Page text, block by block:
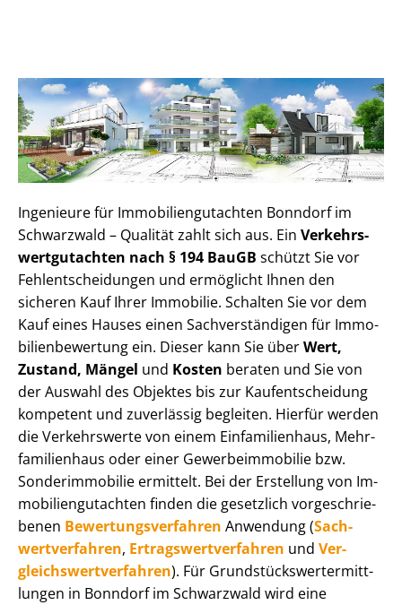
Ingenieure für Im­mo­bi­li­en­gut­ach­ten Bonndorf im
Schwarzwald – Qualität zahlt sich aus. Ein Ver­kehrs­
wert­gut­ach­ten nach § 194 BauGB schützt Sie vor
Fehl­ent­schei­dun­gen und ermöglicht Ihnen den
sicheren Kauf Ihrer Immobilie. Schalten Sie vor dem
Kauf eines Hauses einen Sach­ver­stän­di­gen für Im­mo­
bi­li­en­be­wer­tung ein. Dieser kann Sie überWert,
Zustand, Mängel und Kosten beraten und Sie von
der Auswahl des Objektes bis zur Kauf­ent­schei­dung
kompetent und zuverlässig begleiten. Hierfür werden
die Verkehrswerte von einem Einfamilienhaus, Mehr­
fa­mi­li­en­haus oder einer Ge­wer­be­im­mo­bi­lie bzw.
Sonderimmobilie ermittelt. Bei der Erstellung von Im­
mo­bi­li­en­gut­ach­ten finden die gesetzlich vor­ge­schrie­
be­nen Be­wer­tungs­ver­fah­ren Anwendung (Sach­
wert­ver­fah­ren, Er­trags­wert­ver­fah­ren und Ver­
gleichs­wert­ver­fah­ren). Für Grund­stücks­wert­ermitt­
lun­gen in Bonndorf im Schwarzwald wird eine